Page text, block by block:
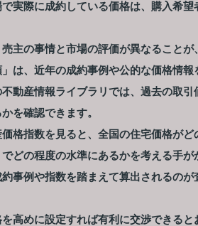
実際に成約している価格は、購入希
主の事情と市場の評価が異なること
」は、近年の成約事例や公的な価格情
不動産情報ライブラリでは、過去の取
を確認できます。
価格指数を見ると、全国の住宅価格が
でどの程度の水準にあるかを考える手が
事例や指数を踏まえて算出されるの
高めに設定すれば有利に交渉できる